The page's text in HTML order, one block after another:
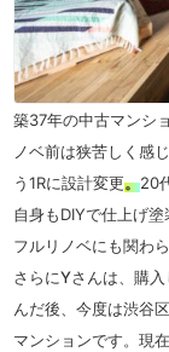
築37年の中古マンシ
ノベ前は狭苦しく感
う1Rに設計変更。20
自身もDIYで仕上げ
フルリノベにも関わ
さらにYさんは、購
んだ後、今度は渋谷
マンションです。現